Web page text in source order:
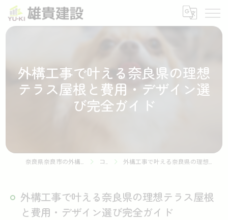
外構工事で叶える奈良県の理想
テラス屋根と費用・デザイン選
び完全ガイド
コラム 外構工事で叶える奈良県の理想テラス屋根と費用・デザイン選び完全ガイド
外構工事で叶える奈良県の理想テラス屋根
と費用・デザイン選び完全ガイド